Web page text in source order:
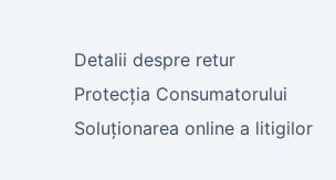
Detalii despre retur
Protecția Consumatorului
Soluționarea online a litigilor